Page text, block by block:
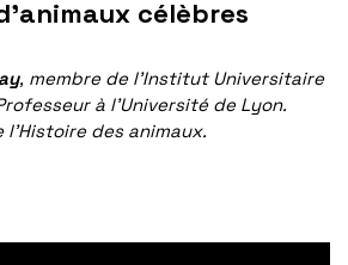
célèbres
, membre de l’Institut Universitaire
à l’Université de Lyon.
des animaux.